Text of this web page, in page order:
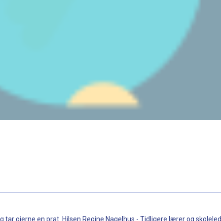
tar gjerne en prat. Hilsen Regine Nagelhus - Tidligere lærer og